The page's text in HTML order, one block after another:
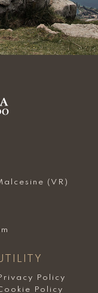
(VR)
Policy
Policy